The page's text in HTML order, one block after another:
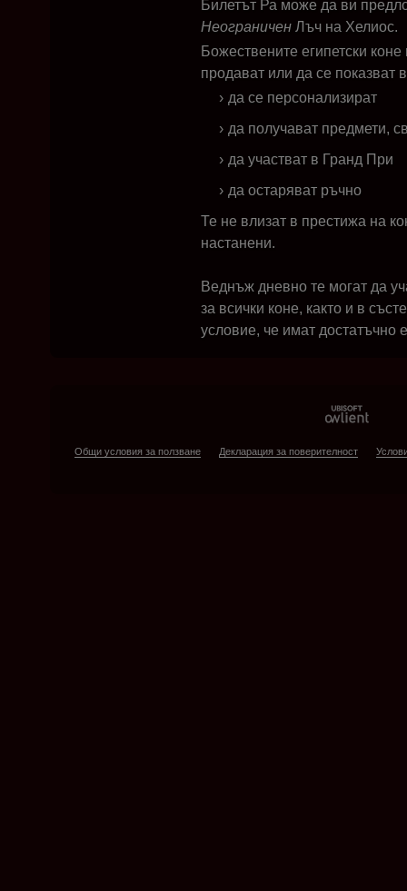
Билетът Ра може да ви
Неограничен Лъч на Хелиос.
Божествените египетски
продават или да се показват
да се персонализират
да получават предмети,
да участват в Гранд При
да остаряват ръчно
Те не влизат в престижа на
настанени.
Веднъж дневно те могат да
за всички коне, както и в
условие, че имат достатъчно
Общи условия за ползване Декларация за поверителност